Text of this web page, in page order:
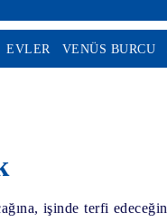
EVLER VENÜS BURCU
işinde terfi